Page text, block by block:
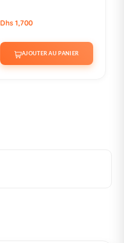
Dhs 1,700
AJOUTER AU PANIER